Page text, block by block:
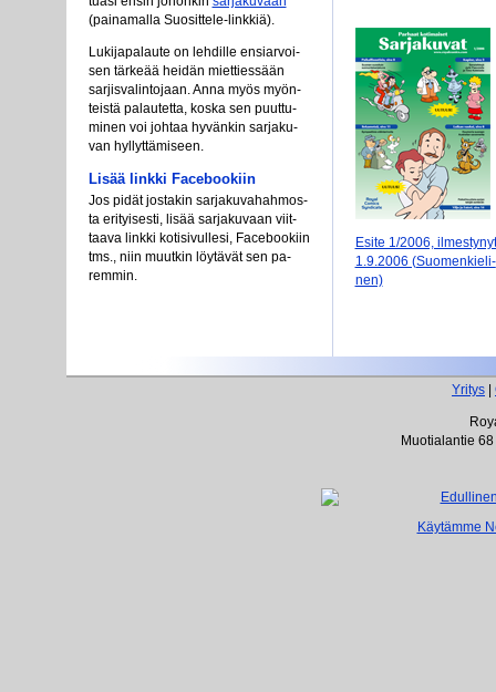
(pai­na­mal­la Suo­sit­te­le-link­kiä).
Lu­ki­ja­pa­lau­te on leh­dil­le en­siar­voi­
sen tär­ke­ää hei­dän miet­ties­sään
sar­jis­va­lin­to­jaan. An­na myös myön­
teis­tä pa­lau­tet­ta, kos­ka sen puut­tu­
mi­nen voi joh­taa hy­vän­kin sar­ja­ku­
van hyl­lyt­tä­mi­seen.
Li­sää link­ki Face­boo­kiin
Jos pi­dät jos­ta­kin sar­ja­ku­va­hah­mos­
ta eri­tyi­ses­ti, li­sää sar­ja­ku­vaan viit­
taa­va link­ki ko­ti­si­vul­le­si, Face­boo­kiin
tms., niin muut­kin löy­tä­vät sen pa­
rem­min.
Esi­te 1/2006, il­mes­ty­nyt
1.9.2006 (Suo­men­kie­li­
nen)
Yritys
Muotialantie
Käytämme